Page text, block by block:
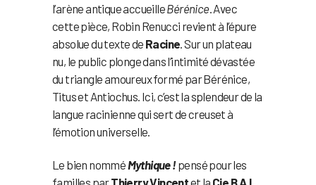
l’arène antique accueilleBérénice . Avec
cette pièce, Robin Renucci revient à l’épure
absolue du texte de Racine . Sur un plateau
nu, le public plonge dans l’intimité dévastée
du triangle amoureux formé par Bérénice,
Titus et Antiochus. Ici, c’est la splendeur de la
langue racinienne qui sert de creuset à
l’émotion universelle.
Le bien nommé Mythique ! pensé pour les
familles parThierry Vincentet la Cie B.A.L.